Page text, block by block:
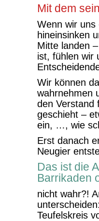
Mit dem
Wenn wir uns
hineinsinken
Mitte landen
ist, fühlen wir
Wir können
wahrnehmen
den Verstand
geschieht –
ein, …, wie
Erst danach
Neugier
Das ist die
Barrikaden
nicht wahr?!
Teufelskreis